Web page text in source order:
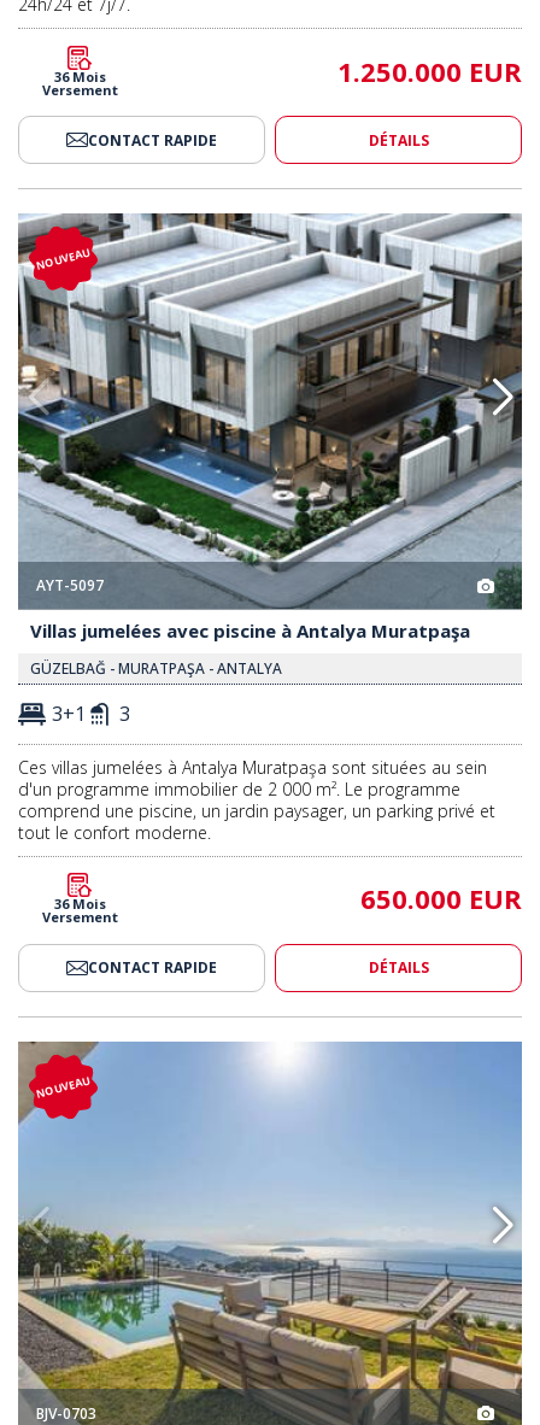
36 Mois
Versement
1.250.000 EUR
CONTACT RAPIDE DÉTAILS
À Antalya Muratpaşa 2 Villas Jumelées Avec Piscine À
NOUVEAU
AYT-5097
Villas jumelées avec piscine à Antalya Muratpaşa
GÜZELBAĞ - MURATPAŞA - ANTALYA
3+1 3
Ces villas jumelées à Antalya Muratpaşa sont situées au sein
d'un programme immobilier de 2 000 m². Le programme
comprend une piscine, un jardin paysager, un parking privé et
tout le confort moderne.
36 Mois
Versement
650.000 EUR
CONTACT RAPIDE DÉTAILS
Et Jardin Privés À Bodrum 2
NOUVEAU
BJV-0703